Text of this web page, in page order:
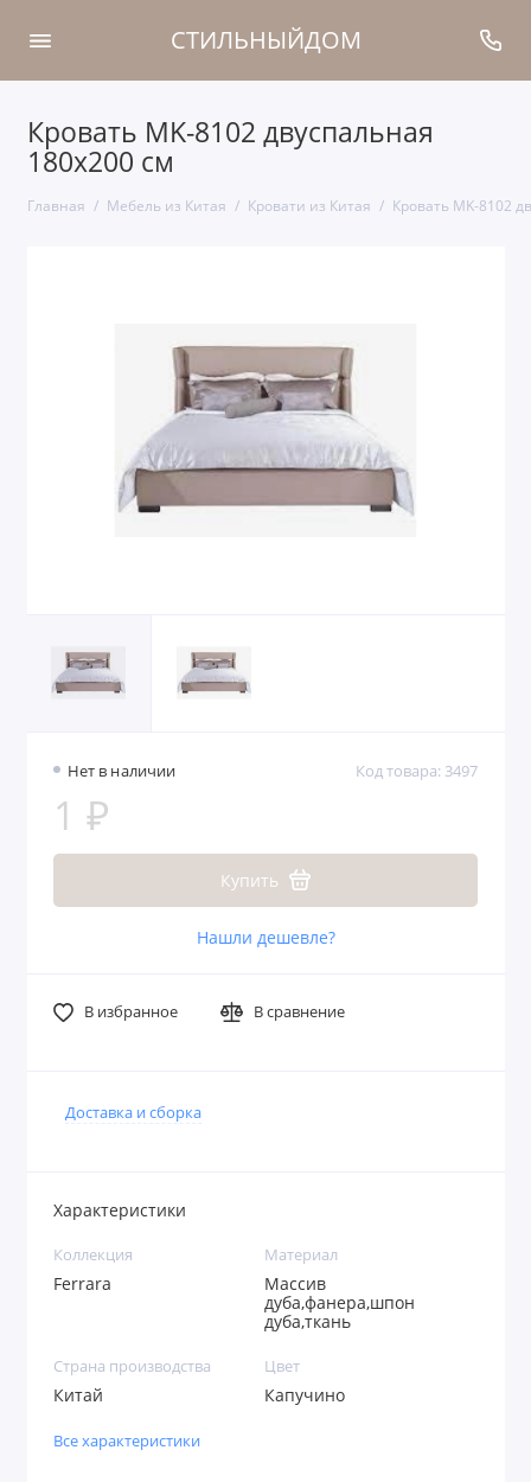
СТИЛЬНЫЙДОМ
Кровать MK-8102 двуспальная
180х200 см
Главная Мебель из Китая Кровати из Китая Кровать MK-8102
Нет в наличии Код товара: 3497
1 ₽
Купить
Нашли дешевле?
В избранное В сравнение
Доставка и сборка
Характеристики
Коллекция
Ferrara
Материал
Массив
дуба,фанера,шпон
дуба,ткань
Страна производства
Китай
Цвет
Капучино
Все характеристики